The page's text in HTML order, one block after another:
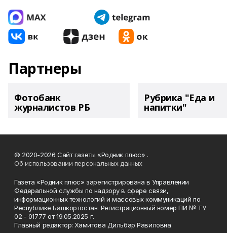
Партнеры
Фотобанк
журналистов РБ
Рубрика "Еда и
напитки"
© 2020-2026 Сайт газеты «Родник плюс» .
Об использовании персональных данных
Газета «Родник плюс» зарегистрирована в Управлении
Федеральной службы по надзору в сфере связи,
информационных технологий и массовых коммуникаций по
Республике Башкортостан. Регистрационный номер ПИ № ТУ
02 - 01777 от 19.05.2025 г.
Главный редактор: Хамитова Дильбар Равиловна